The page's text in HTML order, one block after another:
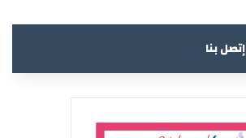
إتصل بنا